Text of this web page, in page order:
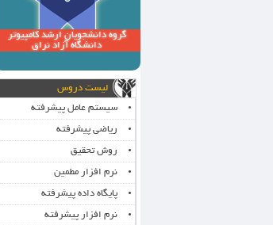
گروه دانشجویان ارشد کامپیوتر
دانشگاه آزاد نراق
لیست دروس
سیستم عامل پیشرفته
ریاضی پیشرفته
روش تحقیق
نرم افزار مطمین
پایگاه داده پیشرفته
نرم افزار پیشرفته